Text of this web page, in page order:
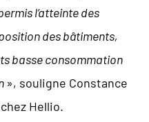
l’atteinte des
des bâtiments,
basse consommation
», souligne Constance
Hellio.